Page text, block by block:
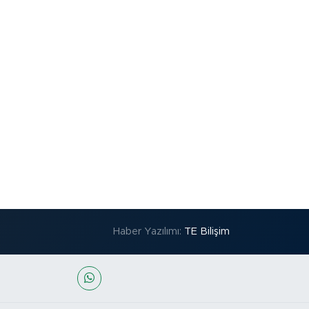
Haber Yazılımı: TE Bilişim